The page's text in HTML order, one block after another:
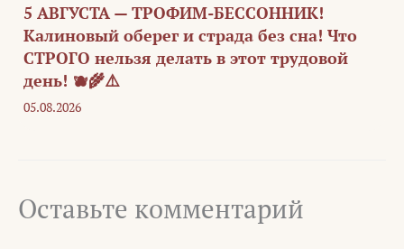
5 АВГУСТА — ТРОФИМ-БЕССОННИК!
Калиновый оберег и страда без сна! Что
СТРОГО нельзя делать в этот трудовой
день! 🫐🌾⚠️
05.08.2026
Оставьте комментарий